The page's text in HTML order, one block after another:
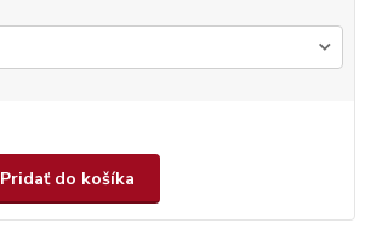
Pridať do košíka